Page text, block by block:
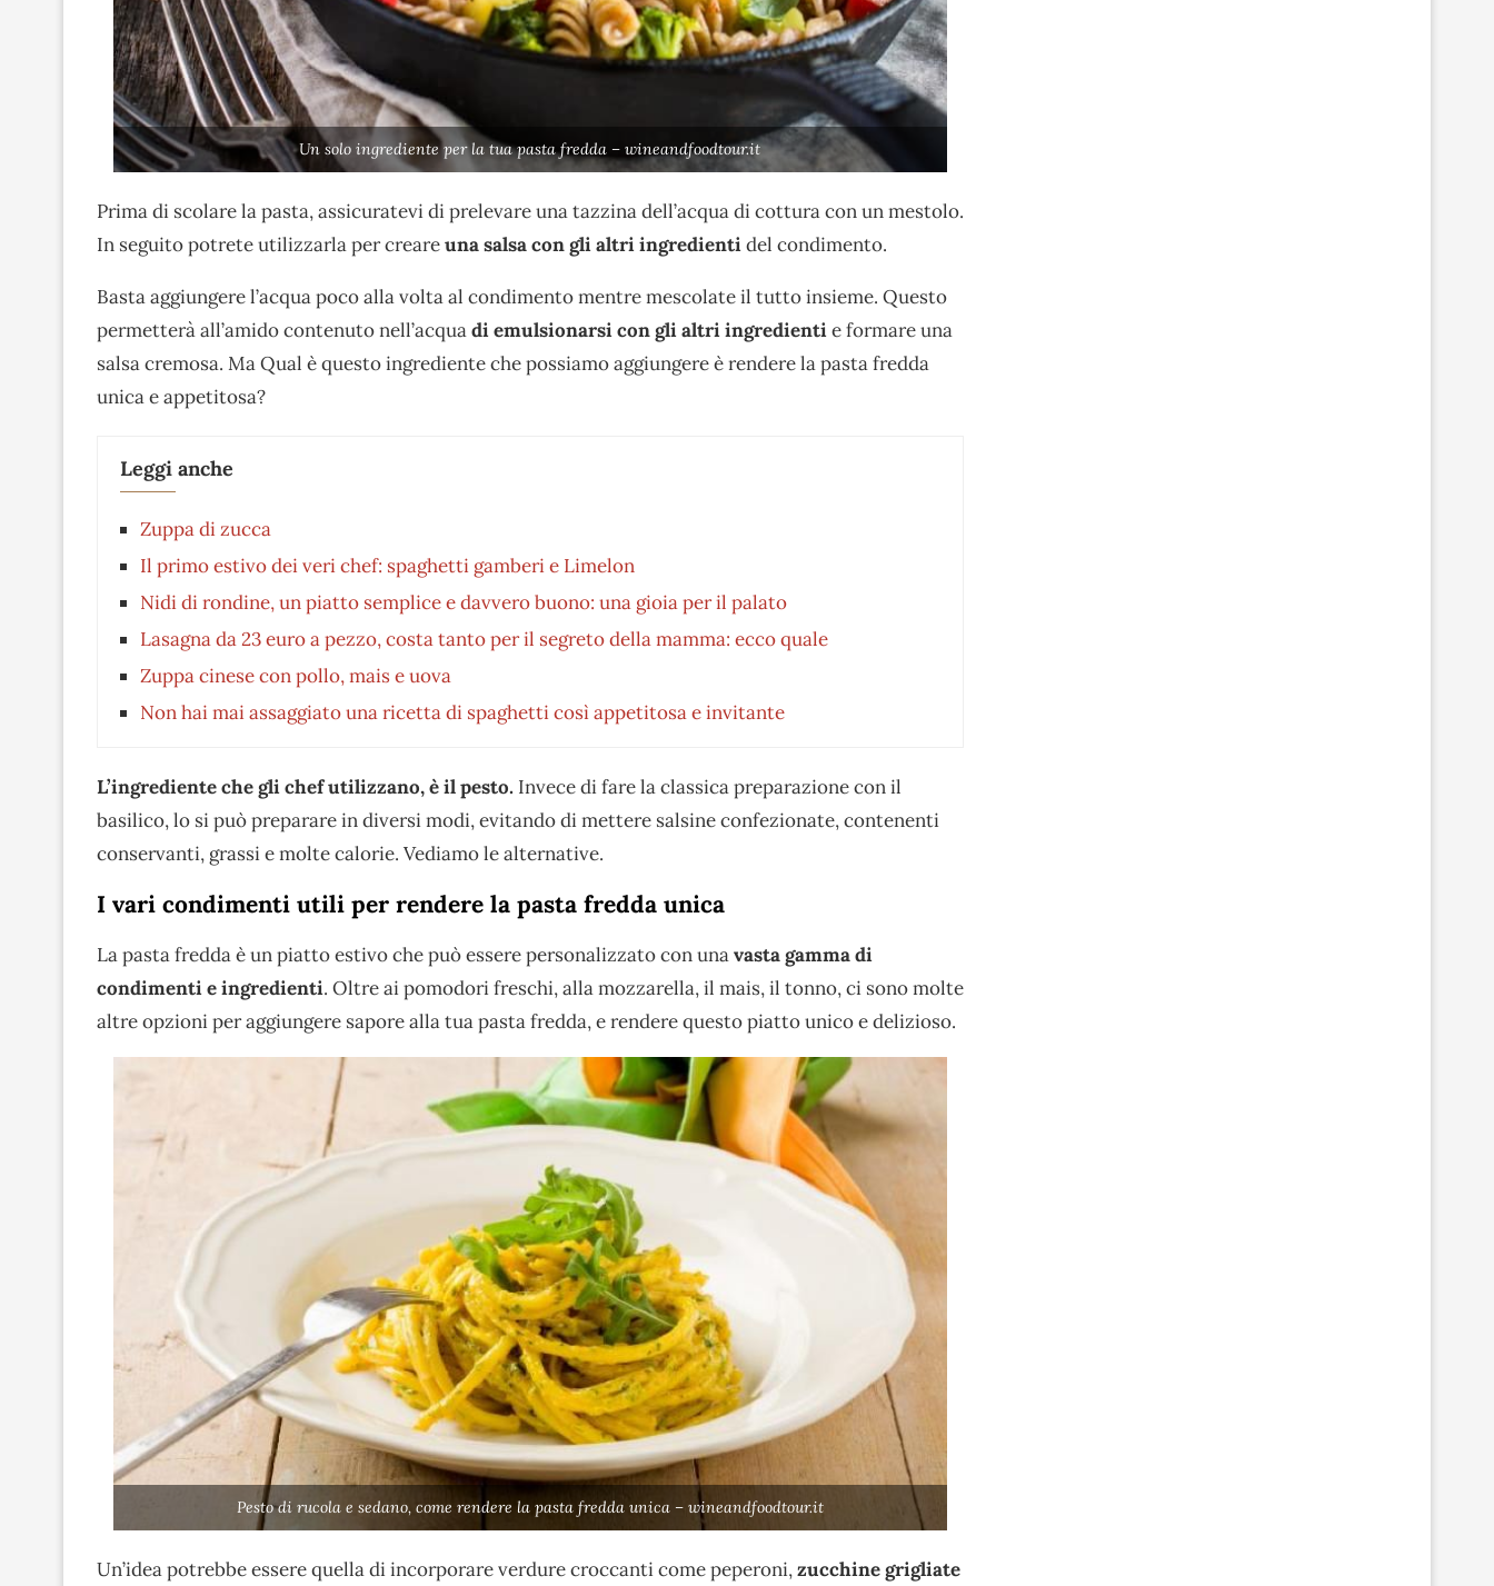
Un solo ingrediente per la tua pasta fredda – wineandfoodtour.it
Prima di scolare la pasta, assicuratevi di prelevare una tazzina dell’acqua di cottura con un mestolo.
In seguito potrete utilizzarla per creareuna salsa con gli altri ingredientidel condimento.
Basta aggiungere l’acqua poco alla volta al condimento mentre mescolate il tutto insieme. Questo
permetterà all’amido contenuto nell’acquadi emulsionarsi con gli altri ingredientie formare una
salsa cremosa. Ma Qual è questo ingrediente che possiamo aggiungere è rendere la pasta fredda
unica e appetitosa?
Leggi anche
Zuppa di zucca
Il primo estivo dei veri chef: spaghetti gamberi e Limelon
Nidi di rondine, un piatto semplice e davvero buono: una gioia per il palato
Lasagna da 23 euro a pezzo, costa tanto per il segreto della mamma: ecco quale
Zuppa cinese con pollo, mais e uova
Non hai mai assaggiato una ricetta di spaghetti così appetitosa e invitante
L’ingrediente che gli chef utilizzano, è il pesto. Invece di fare la classica preparazione con il
basilico, lo si può preparare in diversi modi, evitando di mettere salsine confezionate, contenenti
conservanti, grassi e molte calorie. Vediamo le alternative.
I vari condimenti utili per rendere la pasta fredda unica
La pasta fredda è un piatto estivo che può essere personalizzato con unavasta gamma di
condimenti e ingredienti. Oltre ai pomodori freschi, alla mozzarella, il mais, il tonno, ci sono molte
altre opzioni per aggiungere sapore alla tua pasta fredda, e rendere questo piatto unico e delizioso.
Pesto di rucola e sedano, come rendere la pasta fredda unica – wineandfoodtour.it
Un’idea potrebbe essere quella di incorporare verdure croccanti come peperoni,zucchine grigliate